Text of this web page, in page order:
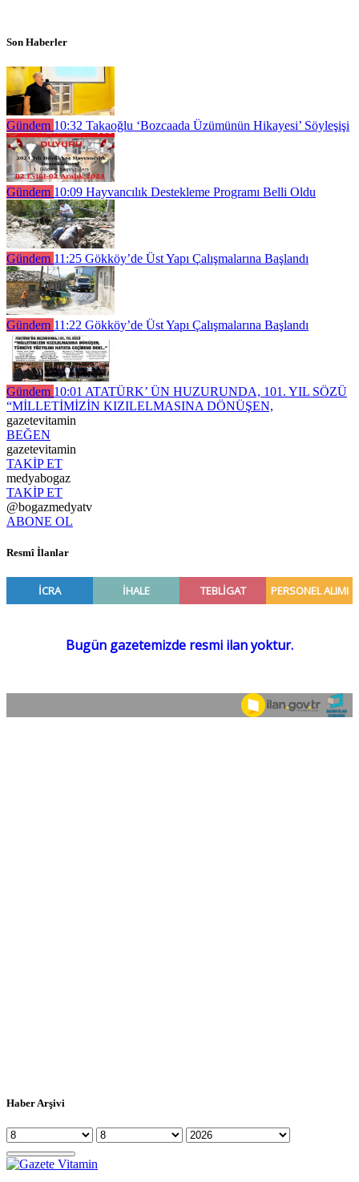
Son Haberler
Gündem 10:32 Takaoğlu ‘Bozcaada Üzümünün Hikayesi’ Söyleşişi
Gündem 10:09 Hayvancılık Destekleme Programı Belli Oldu
Gündem 11:25 Gökköy’de Üst Yapı Çalışmalarına Başlandı
Gündem 11:22 Gökköy’de Üst Yapı Çalışmalarına Başlandı
Gündem 10:01 ATATÜRK’ ÜN HUZURUNDA, 101. YIL SÖZÜ
“MİLLETİMİZİN KIZILELMASINA DÖNÜŞEN,
gazetevitamin
BEĞEN
gazetevitamin
TAKİP ET
medyabogaz
TAKİP ET
@bogazmedyatv
ABONE OL
Resmî İlanlar
Haber Arşivi